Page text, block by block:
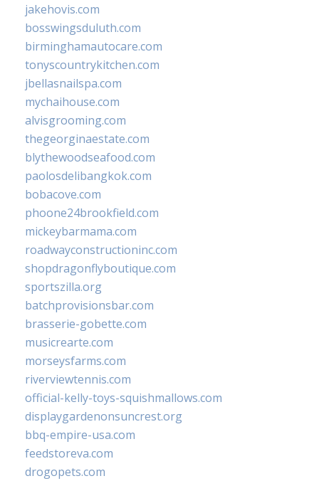
jakehovis.com
bosswingsduluth.com
birminghamautocare.com
tonyscountrykitchen.com
jbellasnailspa.com
mychaihouse.com
alvisgrooming.com
thegeorginaestate.com
blythewoodseafood.com
paolosdelibangkok.com
bobacove.com
phoone24brookfield.com
mickeybarmama.com
roadwayconstructioninc.com
shopdragonflyboutique.com
sportszilla.org
batchprovisionsbar.com
brasserie-gobette.com
musicrearte.com
morseysfarms.com
riverviewtennis.com
official-kelly-toys-squishmallows.com
displaygardenonsuncrest.org
bbq-empire-usa.com
feedstoreva.com
drogopets.com